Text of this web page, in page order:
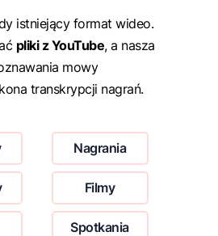
istniejący format wideo.
pliki z YouTube, a nasza
mowy
transkrypcji nagrań.
Nagrania
Filmy
Spotkania